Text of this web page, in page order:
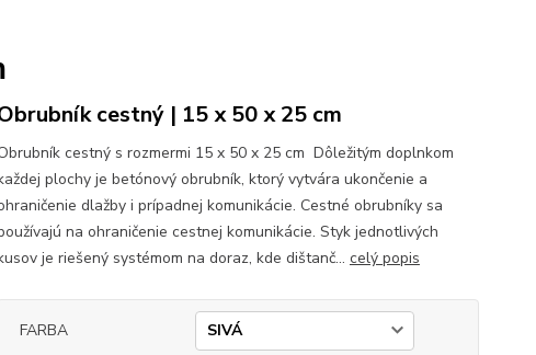
cestný | 15 x 50 x 25 cm
cestný s rozmermi 15 x 50 x 25 cm Dôležitým doplnkom
plochy je betónový obrubník, ktorý vytvára ukončenie a
dlažby i prípadnej komunikácie. Cestné obrubníky sa
na ohraničenie cestnej komunikácie. Styk jednotlivých
je riešený systémom na doraz, kde dištanč... celý popis
FARBA